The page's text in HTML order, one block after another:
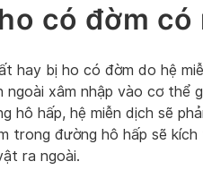
có đờm
hay bị ho có đờm do hệ
ngoài xâm nhập vào cơ thể
hô hấp, hệ miễn dịch sẽ
trong đường hô hấp sẽ
ra ngoài.